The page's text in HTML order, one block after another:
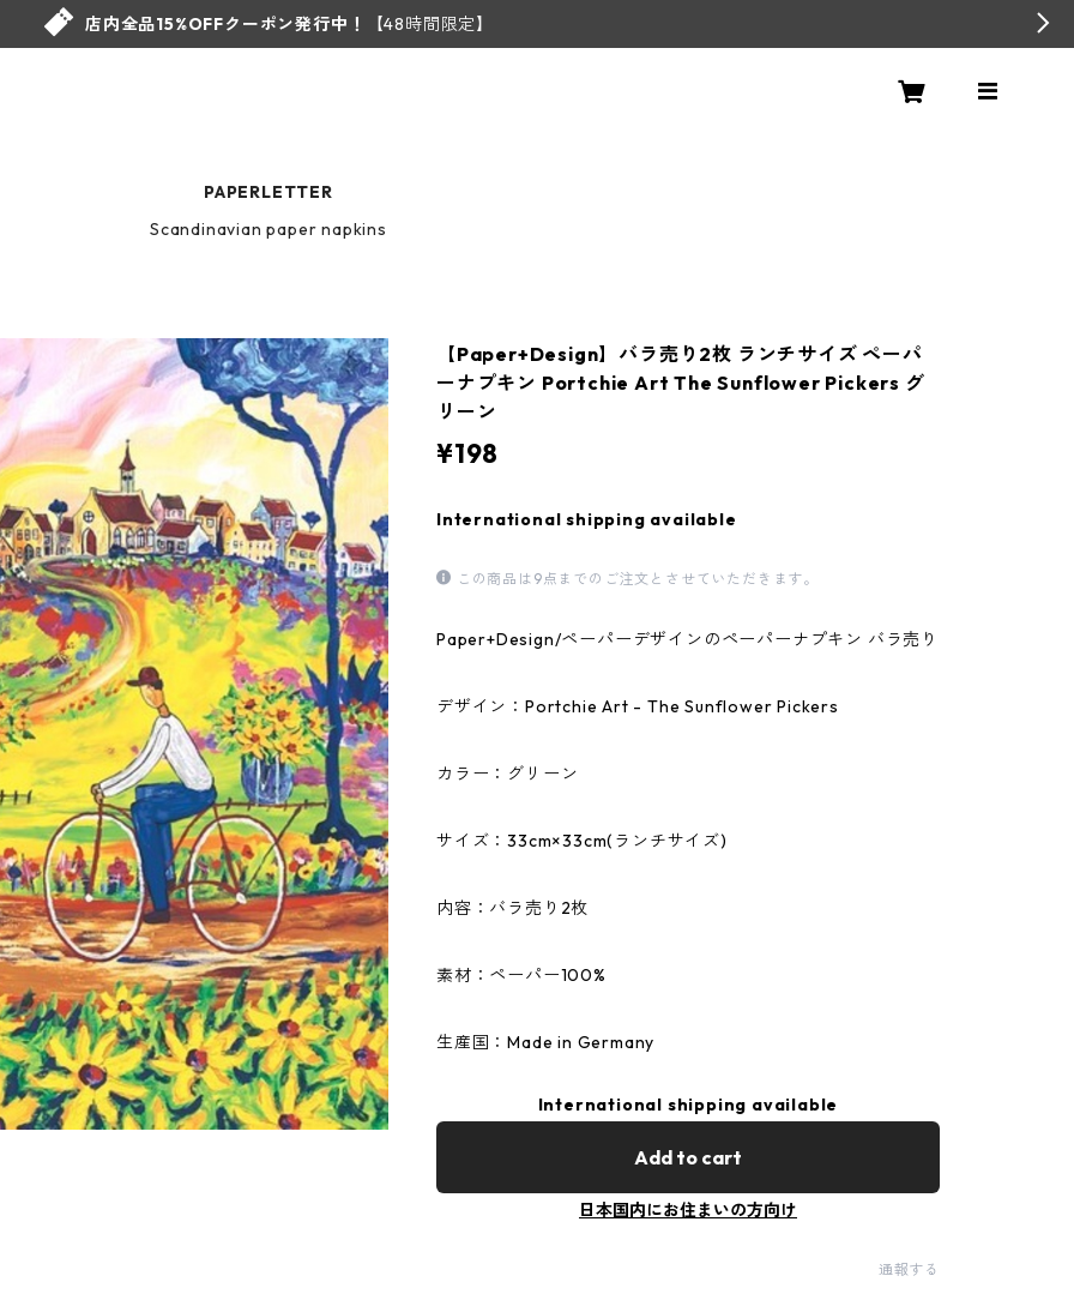
店内全品15%OFFクーポン発行中！ 【48時間限定】
PAPERLETTER
Scandinavian paper napkins
【Paper+Design】バラ売り2枚 ランチサイズ ペーパ
ーナプキン Portchie Art The Sunflower Pickers グ
リーン
¥198
International shipping available
この商品は9点までのご注文とさせていただきます。
Paper+Design/ペーパーデザインのペーパーナプキン バラ売り
デザイン：Portchie Art - The Sunflower Pickers
カラー：グリーン
サイズ：33cm×33cm(ランチサイズ)
内容：バラ売り2枚
素材：ペーパー100%
生産国：Made in Germany
International shipping available
Add to cart
日本国内にお住まいの方向け
通報する